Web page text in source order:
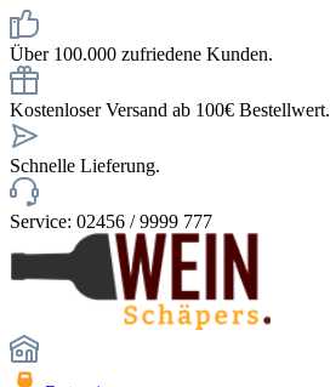
Über 100.000 zufriedene Kunden.
Kostenloser Versand ab 100€ Bestellwert.
Schnelle Lieferung.
Service: 02456 / 9999 777